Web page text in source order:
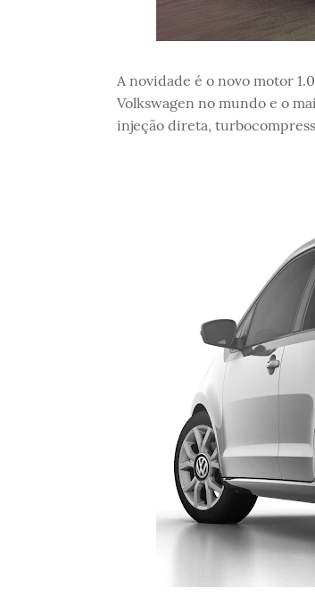
A novidade é o novo motor
Volkswagen no mundo e o
injeção direta,